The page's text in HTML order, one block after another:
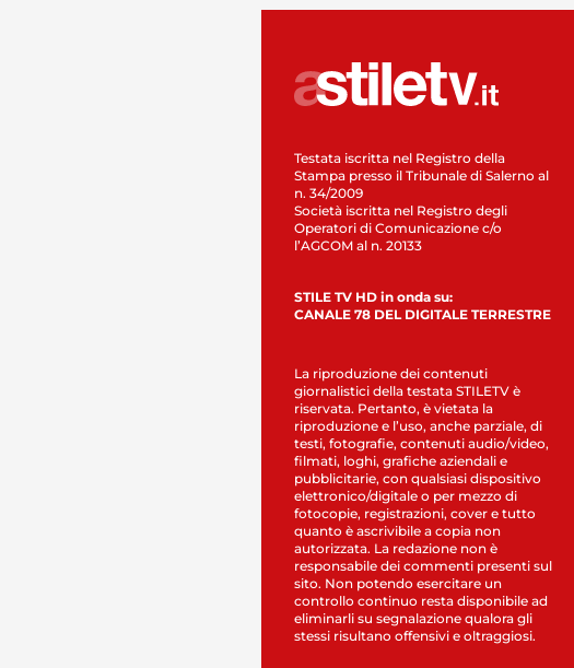
Testata iscritta nel Registro della
Stampa presso il Tribunale di Salerno al
n. 34/2009
Società iscritta nel Registro degli
Operatori di Comunicazione c/o
l’AGCOM al n. 20133
STILE TV HD in onda su:
CANALE 78 DEL DIGITALE TERRESTRE
La riproduzione dei contenuti
giornalistici della testata STILETV è
riservata. Pertanto, è vietata la
riproduzione e l’uso, anche parziale, di
testi, fotografie, contenuti audio/video,
filmati, loghi, grafiche aziendali e
pubblicitarie, con qualsiasi dispositivo
elettronico/digitale o per mezzo di
fotocopie, registrazioni, cover e tutto
quanto è ascrivibile a copia non
autorizzata. La redazione non è
responsabile dei commenti presenti sul
sito. Non potendo esercitare un
controllo continuo resta disponibile ad
eliminarli su segnalazione qualora gli
stessi risultano offensivi e oltraggiosi.